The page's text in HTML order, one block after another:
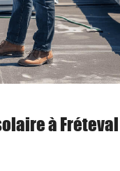
à Fréteval